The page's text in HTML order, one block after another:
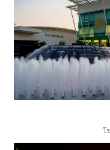
โ